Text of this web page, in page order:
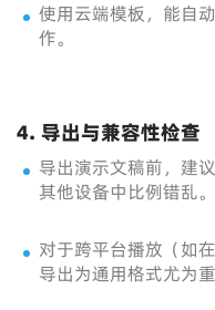
使用云端模板，能自
作。
4. 导出与兼容性检查
导出演示文稿前，建
其他设备中比例错乱。
对于跨平台播放（如
导出为通用格式尤为重